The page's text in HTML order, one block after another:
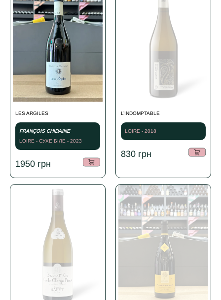
LES ARGILES
FRANÇOIS CHIDAINE
LOIRE - СУХЕ БІЛЕ - 2023
1950 грн
L’INDOMPTABLE
LOIRE - 2018
830 грн